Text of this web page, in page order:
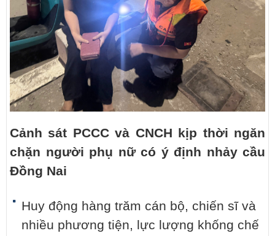
Cảnh sát PCCC và CNCH kịp thời ngăn
chặn người phụ nữ có ý định nhảy cầu
Đồng Nai
Huy động hàng trăm cán bộ, chiến sĩ và
nhiều phương tiện, lực lượng khống chế